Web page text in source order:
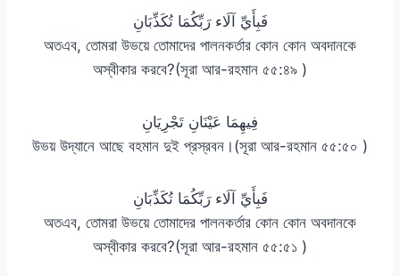
فَبِأَيِّ آلَاء رَبِّكُمَا تُكَذِّبَانِ
অতএব, তোমরা উভয়ে তোমাদের পালনকর্তার কোন কোন অবদানকে
অস্বীকার করবে?(সূরা আর-রহমান ৫৫:৪৯ )
فِيهِمَا عَيْنَانِ تَجْرِيَانِ
উভয় উদ্যানে আছে বহমান দুই প্রস্রবন।(সূরা আর-রহমান ৫৫:৫০ )
فَبِأَيِّ آلَاء رَبِّكُمَا تُكَذِّبَانِ
অতএব, তোমরা উভয়ে তোমাদের পালনকর্তার কোন কোন অবদানকে
অস্বীকার করবে?(সূরা আর-রহমান ৫৫:৫১ )